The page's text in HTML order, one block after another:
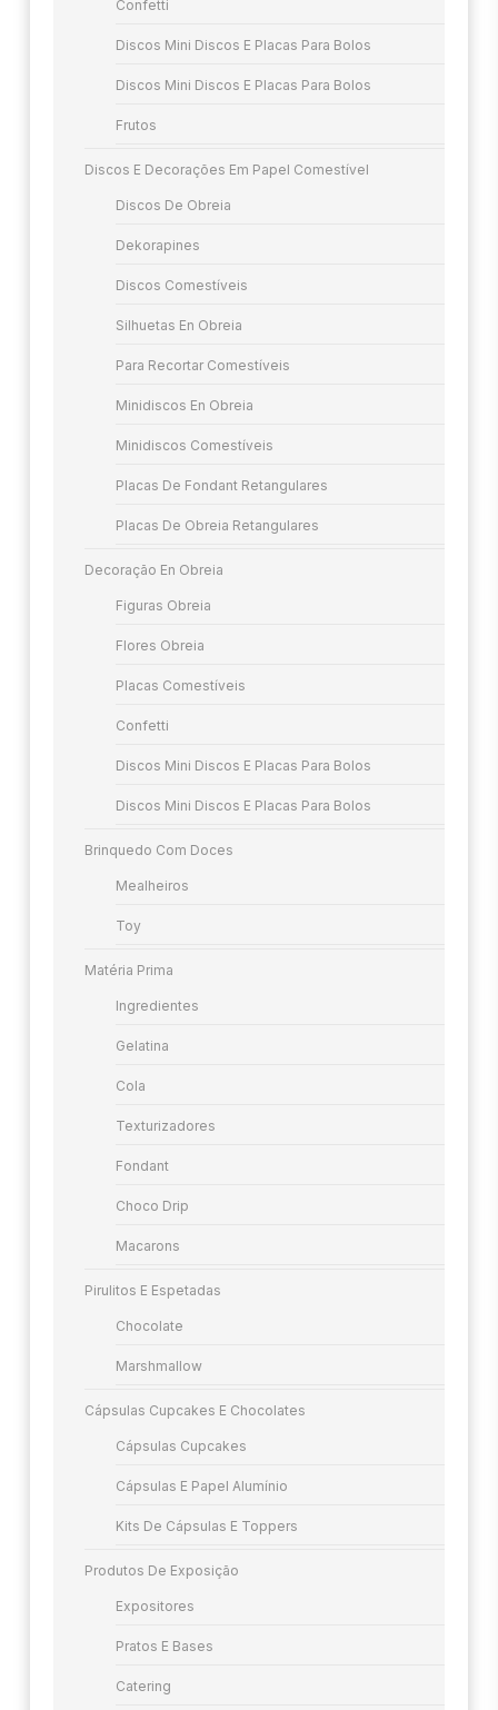
Confetti
Discos Mini Discos E Placas Para Bolos
Discos Mini Discos E Placas Para Bolos
Frutos
Discos E Decorações Em Papel Comestível
Discos De Obreia
Dekorapines
Discos Comestíveis
Silhuetas En Obreia
Para Recortar Comestíveis
Minidiscos En Obreia
Minidiscos Comestíveis
Placas De Fondant Retangulares
Placas De Obreia Retangulares
Decoração En Obreia
Figuras Obreia
Flores Obreia
Placas Comestíveis
Confetti
Discos Mini Discos E Placas Para Bolos
Discos Mini Discos E Placas Para Bolos
Brinquedo Com Doces
Mealheiros
Toy
Matéria Prima
Ingredientes
Gelatina
Cola
Texturizadores
Fondant
Choco Drip
Macarons
Pirulitos E Espetadas
Chocolate
Marshmallow
Cápsulas Cupcakes E Chocolates
Cápsulas Cupcakes
Cápsulas E Papel Alumínio
Kits De Cápsulas E Toppers
Produtos De Exposição
Expositores
Pratos E Bases
Catering